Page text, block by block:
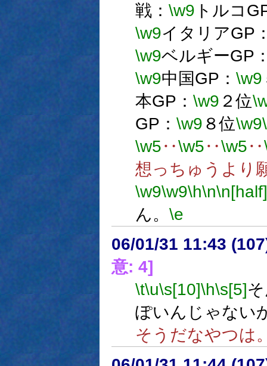
戦： \w9 トルコ
\w9イタリアGP
\w9ベルギーGP
\w9中国GP： \w9
本GP： \w9 ２位
GP： \w9 ８位\w9
\w5‥\w5‥\w5‥
想っちゅうより
\w9\w9\h\n\n[half]
ん。 \e
06/01/31 11:43
意: 4]
\t\u\s[10]\h\s[5]
ぽいんじゃない
そうだなやつは